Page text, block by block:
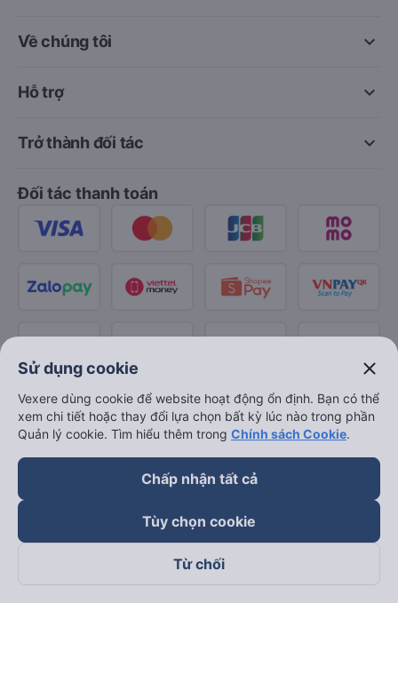
keyboard_arrow_down
Về chúng tôi
keyboard_arrow_down
Hỗ trợ
keyboard_arrow_down
Trở thành đối tác
Đối tác thanh toán
Theo dõi chúng tôi trên
Sử dụng cookie close
Vexere dùng cookie để website hoạt động ổn định. Bạn có thể
xem chi tiết hoặc thay đổi lựa chọn bất kỳ lúc nào trong phần
Quản lý cookie. Tìm hiểu thêm trong Chính sách Cookie.
Chấp nhận tất cả
Tùy chọn cookie
Từ chối